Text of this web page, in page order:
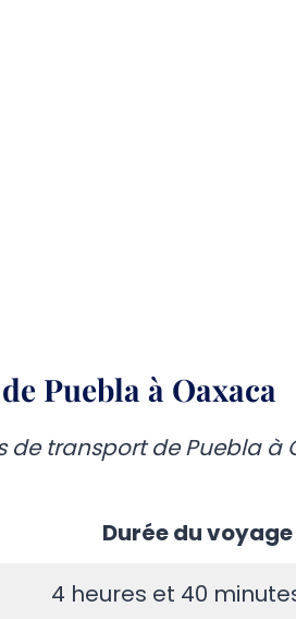
Puebla à Oaxaca
de transport de Puebla à
Durée du voyage
4 heures et 40